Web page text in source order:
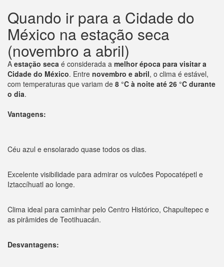
Quando ir para a Cidade do
México na estação seca
(novembro a abril)
A estação seca é considerada a melhor época para visitar a
Cidade do México. Entre novembro e abril, o clima é estável,
com temperaturas que variam de 8 °C à noite até 26 °C durante
o dia.
Vantagens:
Céu azul e ensolarado quase todos os dias.
Excelente visibilidade para admirar os vulcões Popocatépetl e
Iztaccíhuatl ao longe.
Clima ideal para caminhar pelo Centro Histórico, Chapultepec e
as pirâmides de Teotihuacán.
Desvantagens: